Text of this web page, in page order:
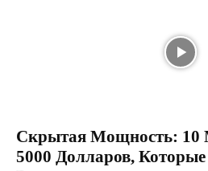
Скрытая Мощность: 10
5000 Долларов,